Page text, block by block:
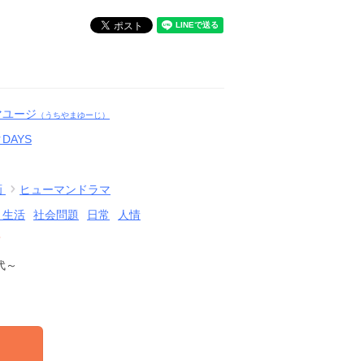
ージ （うちやまゆーじ）
ヒューマンドラマ
生活
社会問題 日常
人情
～